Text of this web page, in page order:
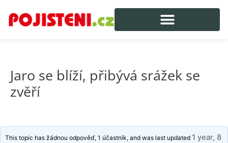
Jaro se blíží, přibývá srážek se
zvěří
This topic has žádnou odpověď, 1 účastník, and was last updated 1 year, 8